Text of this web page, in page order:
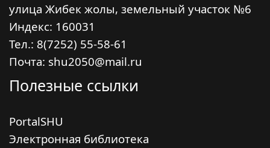
улица Жибек жолы, земельный участок №6
Индекс: 160031
Тел.: 8(7252) 55-58-61
Почта: shu2050@mail.ru
Полезные ссылки
PortalSHU
Электронная библиотека